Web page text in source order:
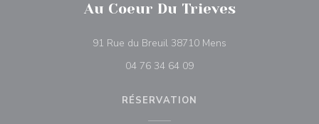
Au Coeur Du Trieves
91 Rue du Breuil 38710 Mens
04 76 34 64 09
RÉSERVATION